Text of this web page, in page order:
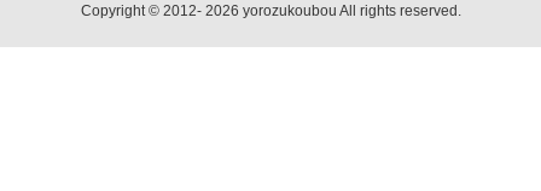
Copyright © 2012- 2026 yorozukoubou All rights reserved.